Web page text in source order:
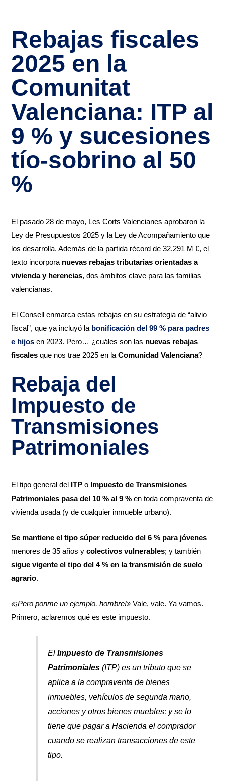
Rebajas fiscales
2025 en la
Comunitat
Valenciana: ITP al
9 % y sucesiones
tío-sobrino al 50
%
El pasado 28 de mayo, Les Corts Valencianes aprobaron la
Ley de Presupuestos 2025 y la Ley de Acompañamiento que
los desarrolla. Además de la partida récord de 32.291 M €, el
texto incorpora nuevas rebajas tributarias orientadas a
vivienda y herencias, dos ámbitos clave para las familias
valencianas.
El Consell enmarca estas rebajas en su estrategia de “alivio
fiscal”, que ya incluyó la bonificación del 99 % para padres
e hijos en 2023. Pero… ¿cuáles son las nuevas rebajas
fiscales que nos trae 2025 en laComunidad Valenciana?
Rebaja del
Impuesto de
Transmisiones
Patrimoniales
El tipo general del ITPo Impuesto de Transmisiones
Patrimoniales pasa del 10 % al 9 % en toda compraventa de
vivienda usada (y de cualquier inmueble urbano).
Se mantiene el tipo súper reducido del 6 % para jóvenes
menores de 35 años ycolectivos vulnerables; y también
sigue vigente el tipo del 4 % en la transmisión de suelo
agrario.
«¡Pero ponme un ejemplo, hombre!» Vale, vale. Ya vamos.
Primero, aclaremos qué es este impuesto.
El Impuesto de Transmisiones
Patrimoniales(ITP) es un tributo que se
aplica a la compraventa de bienes
inmuebles, vehículos de segunda mano,
acciones y otros bienes muebles; y se lo
tiene que pagar a Hacienda el comprador
cuando se realizan transacciones de este
tipo.